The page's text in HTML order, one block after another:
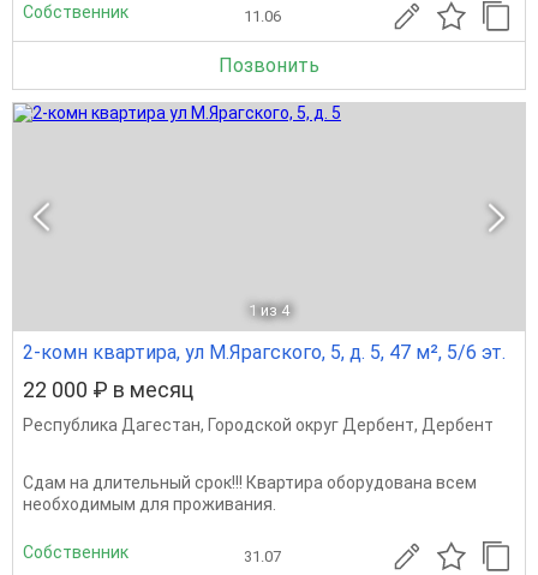
Собственник 11.06
Позвонить
1 из 4
2-комн квартира, ул М.Ярагского, 5, д. 5, 47 м², 5/6 эт.
22 000 ₽ в месяц
Республика Дагестан, Городской округ Дербент, Дербент
Сдам на длительный срок!!! Квартира оборудована всем
необходимым для проживания.
Собственник 31.07